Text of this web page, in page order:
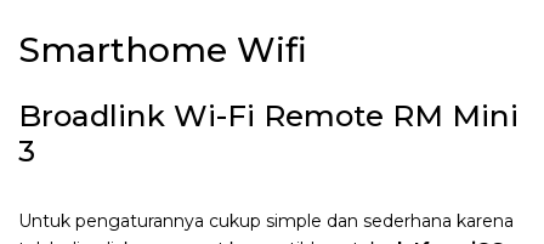
Smarthome Wifi
Broadlink Wi-Fi Remote RM Mini
3
Untuk pengaturannya cukup simple dan sederhana karena